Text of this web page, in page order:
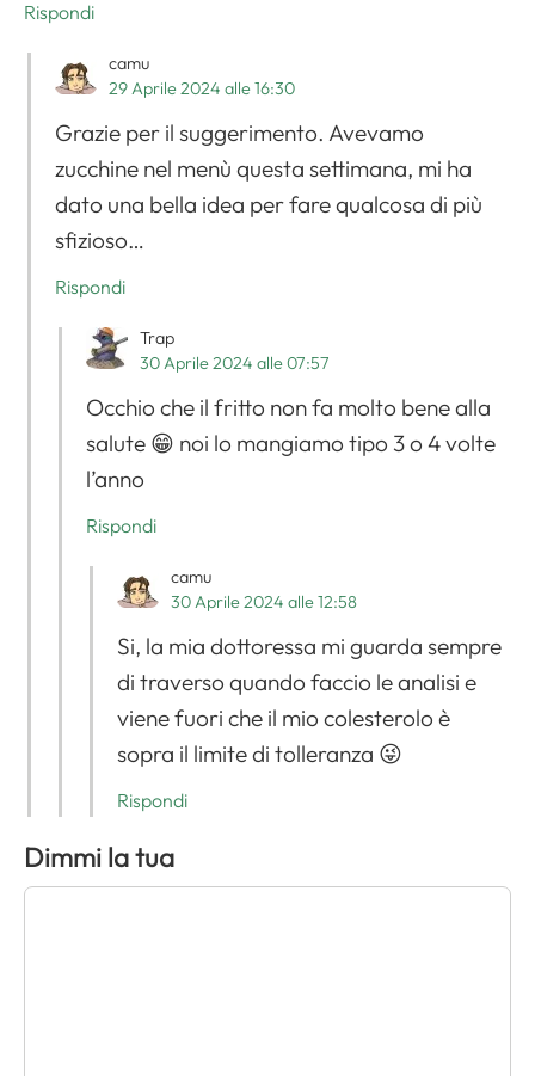
Rispondi
camu
29 Aprile 2024 alle 16:30
Grazie per il suggerimento. Avevamo
zucchine nel menù questa settimana, mi ha
dato una bella idea per fare qualcosa di più
sfizioso…
Rispondi
Trap
30 Aprile 2024 alle 07:57
Occhio che il fritto non fa molto bene alla
salute 😁 noi lo mangiamo tipo 3 o 4 volte
l’anno
Rispondi
camu
30 Aprile 2024 alle 12:58
Si, la mia dottoressa mi guarda sempre
di traverso quando faccio le analisi e
viene fuori che il mio colesterolo è
sopra il limite di tolleranza 😜
Rispondi
Dimmi la tua